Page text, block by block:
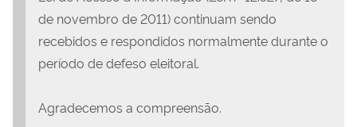
de novembro de 2011) continuam sendo
recebidos e respondidos normalmente durante o
período de defeso eleitoral.
Agradecemos a compreensão.